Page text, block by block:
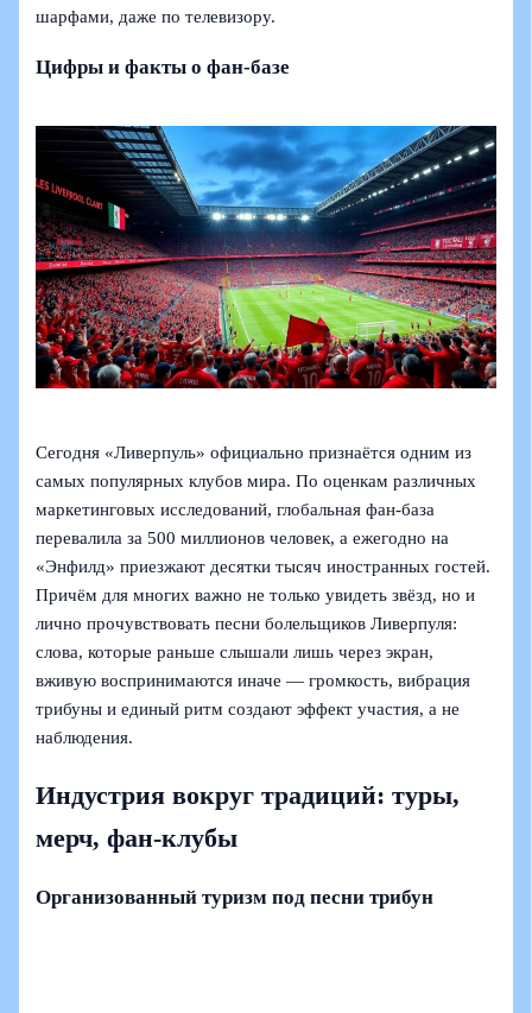
шарфами, даже по телевизору.
Цифры и факты о фан-базе
Сегодня «Ливерпуль» официально признаётся одним из
самых популярных клубов мира. По оценкам различных
маркетинговых исследований, глобальная фан-база
перевалила за 500 миллионов человек, а ежегодно на
«Энфилд» приезжают десятки тысяч иностранных гостей.
Причём для многих важно не только увидеть звёзд, но и
лично прочувствовать песни болельщиков Ливерпуля:
слова, которые раньше слышали лишь через экран,
вживую воспринимаются иначе — громкость, вибрация
трибуны и единый ритм создают эффект участия, а не
наблюдения.
Индустрия вокруг традиций: туры,
мерч, фан-клубы
Организованный туризм под песни трибун